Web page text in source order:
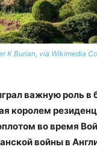
K Burian, via Wikimedia
важную роль в
королем
во время
войны в